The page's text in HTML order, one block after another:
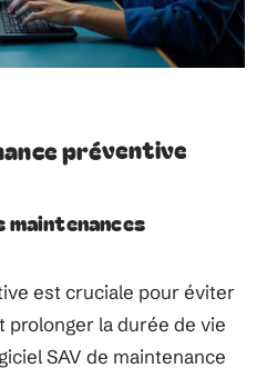
préventive
maintenances
est cruciale pour éviter
prolonger la durée de vie
SAV de maintenance